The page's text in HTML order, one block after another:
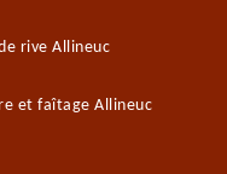
rive Allineuc
et faîtage Allineuc